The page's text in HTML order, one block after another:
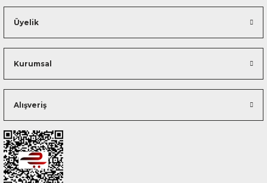
Üyelik
Kurumsal
Alışveriş